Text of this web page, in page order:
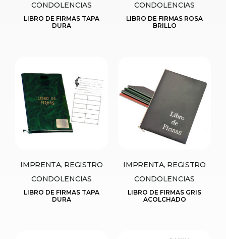
CONDOLENCIAS
LIBRO DE FIRMAS TAPA
DURA
CONDOLENCIAS
LIBRO DE FIRMAS ROSA
BRILLO
IMPRENTA, REGISTRO
CONDOLENCIAS
LIBRO DE FIRMAS TAPA
DURA
IMPRENTA, REGISTRO
CONDOLENCIAS
LIBRO DE FIRMAS GRIS
ACOLCHADO